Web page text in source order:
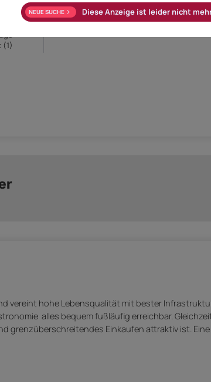
Gesamtenergieeffizienz-Faktor (fGEE)
Externe ID
(1)
vereint hohe Lebensqualität mit bester
 alles bequem fußläufig erreichbar.
grenzüberschreitendes Einkaufen attraktiv ist. Eine
NEUE SUCHE Diese Anzeige ist leider nicht